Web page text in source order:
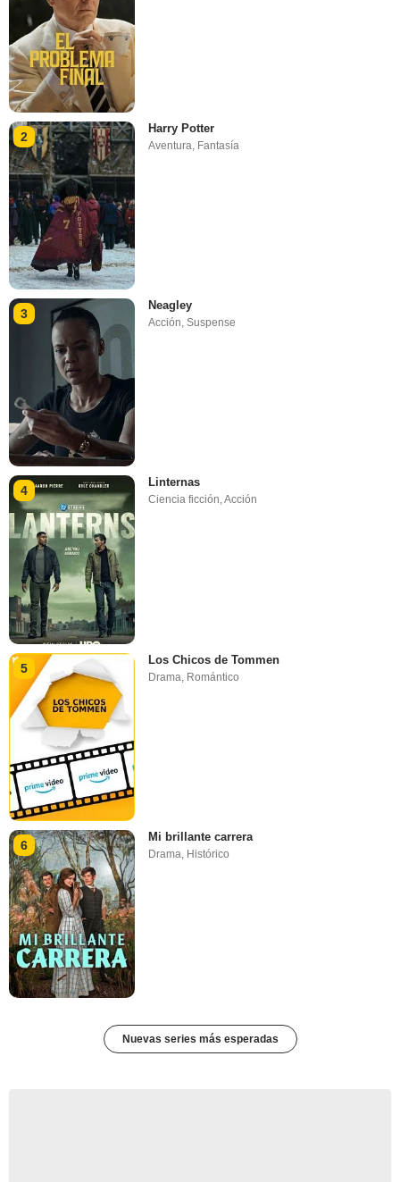
2
Harry Potter
Aventura, Fantasía
3
Neagley
Acción,Suspense
4
Linternas
Ciencia ficción,Acción
5
Los Chicos de Tommen
Drama Romántico
6
Mi brillante carrera
Drama, Histórico
Nuevas series más esperadas